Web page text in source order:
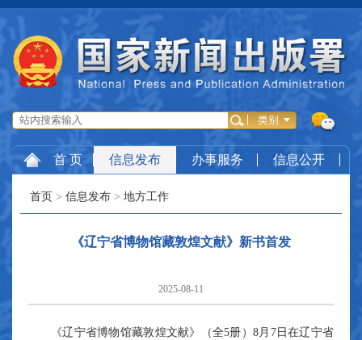
首 页 信息发布 办事服务 信息公开
首页 > 信息发布 > 地方工作
《辽宁省博物馆藏敦煌文献》新书首发
2025-08-11
《辽宁省博物馆藏敦煌文献》（全5册 ）8月7日在辽宁省